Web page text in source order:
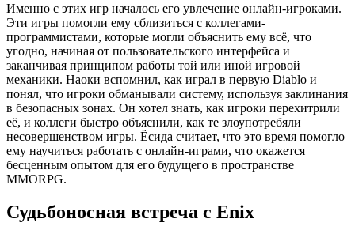
Именно с этих игр началось его увлечение онлайн-игроками.
Эти игры помогли ему сблизиться с коллегами-
программистами, которые могли объяснить ему всё, что
угодно, начиная от пользовательского интерфейса и
заканчивая принципом работы той или иной игровой
механики. Наоки вспомнил, как играл в первую Diablo и
понял, что игроки обманывали систему, используя заклинания
в безопасных зонах. Он хотел знать, как игроки перехитрили
её, и коллеги быстро объяснили, как те злоупотребяли
несовершенством игры. Ёсида считает, что это время помогло
ему научиться работать с онлайн-играми, что окажется
бесценным опытом для его будущего в пространстве
MMORPG.
Судьбоносная встреча с Enix